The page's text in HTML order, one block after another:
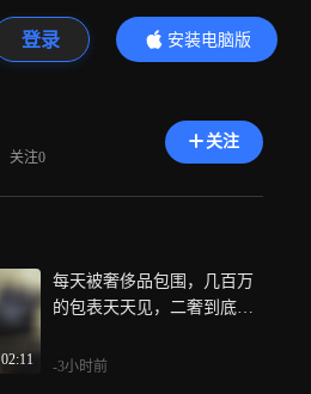
登录
安装电脑版
内容更精彩
关注0
关注
02:11
每天被奢侈品包围，几百万
的包表天天见，二奢到底怎
-3小时前